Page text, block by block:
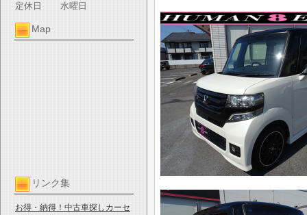
定休日
水曜日
Map
リンク集
お得・納得！中古車探しカーセ